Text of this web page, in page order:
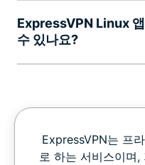
ExpressVPN Linux
수 있나요?
ExpressVPN는 프
로 하는 서비스이며